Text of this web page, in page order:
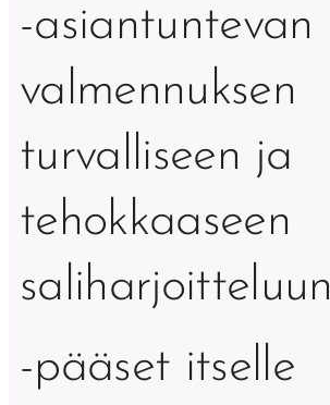
-asiantuntevan
valmennuksen
turvalliseen ja
tehokkaaseen
saliharjoitteluun
-pääset itselle